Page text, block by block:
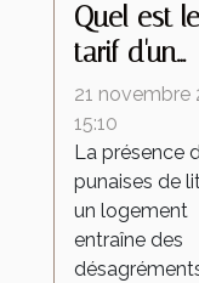
Quel est le
tarif d'un
traitement
contre les
punaises
avec un
à vapeur ?
21 novembre
15:10
La présence
punaises de
un logement
entraîne des